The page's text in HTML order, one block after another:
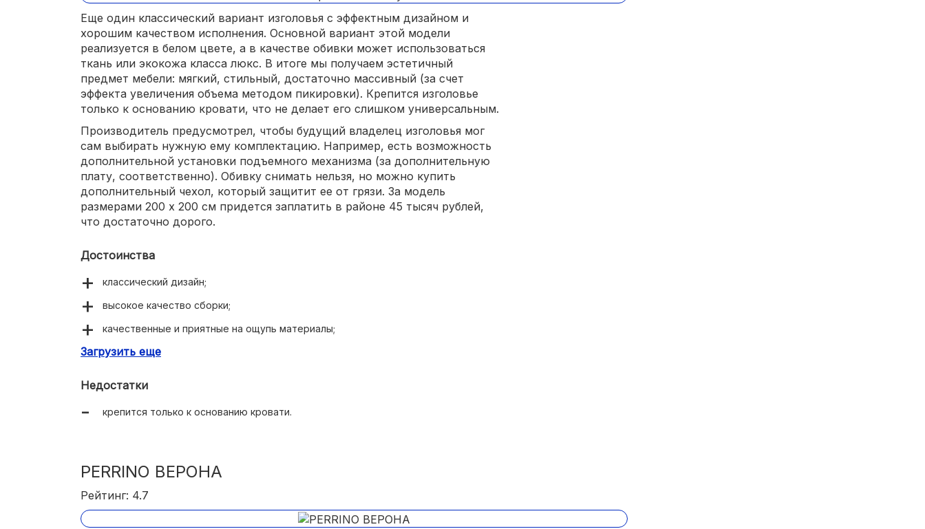
Еще один классический вариант изголовья с эффектным дизайном и
хорошим качеством исполнения. Основной вариант этой модели
реализуется в белом цвете, а в качестве обивки может использоваться
ткань или экокожа класса люкс. В итоге мы получаем эстетичный
предмет мебели: мягкий, стильный, достаточно массивный (за счет
эффекта увеличения объема методом пикировки). Крепится изголовье
только к основанию кровати, что не делает его слишком универсальным.
Производитель предусмотрел, чтобы будущий владелец изголовья мог
сам выбирать нужную ему комплектацию. Например, есть возможность
дополнительной установки подъемного механизма (за дополнительную
плату, соответственно). Обивку снимать нельзя, но можно купить
дополнительный чехол, который защитит ее от грязи. За модель
размерами 200 х 200 см придется заплатить в районе 45 тысяч рублей,
что достаточно дорого.
Достоинства
классический дизайн;
высокое качество сборки;
качественные и приятные на ощупь материалы;
подходит под разные дизайнерские решения.
Загрузить еще
Недостатки
крепится только к основанию кровати.
PERRINO ВЕРОНА
Рейтинг: 4.7